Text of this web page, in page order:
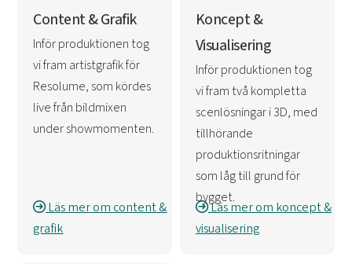
Content & Grafik
Inför produktionen tog
vi fram artistgrafik för
Resolume, som kördes
live från bildmixen
under showmomenten.
Läs mer om content &
grafik
Koncept &
Visualisering
Inför produktionen tog
vi fram två kompletta
scenlösningar i 3D, med
tillhörande
produktionsritningar
som låg till grund för
bygget.
Läs mer om koncept &
visualisering